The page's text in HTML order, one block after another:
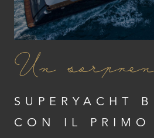
Un
SUPERYACHT
CON IL PRIMO